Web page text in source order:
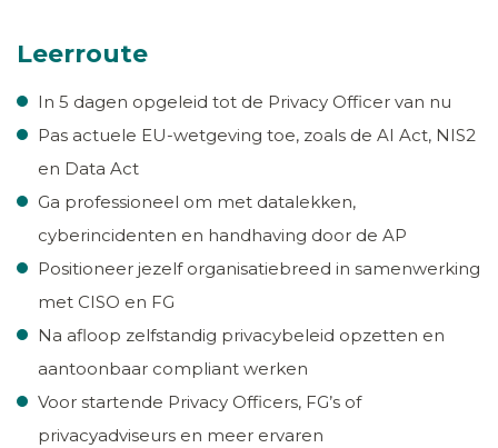
Leerroute
In 5 dagen opgeleid tot de Privacy Officer van nu
Pas actuele EU-wetgeving toe, zoals de AI Act, NIS2
en Data Act
Ga professioneel om met datalekken,
cyberincidenten en handhaving door de AP
Positioneer jezelf organisatiebreed in samenwerking
met CISO en FG
Na afloop zelfstandig privacybeleid opzetten en
aantoonbaar compliant werken
Voor startende Privacy Officers, FG’s of
privacyadviseurs en meer ervaren